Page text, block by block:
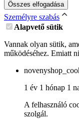
Összes elfogadása
Személyre szabás
Alapvető sütik
Vannak olyan sütik,
működéséhez. Emiatt
1 év 1 hónap 1
A felhasználó
szolgál.